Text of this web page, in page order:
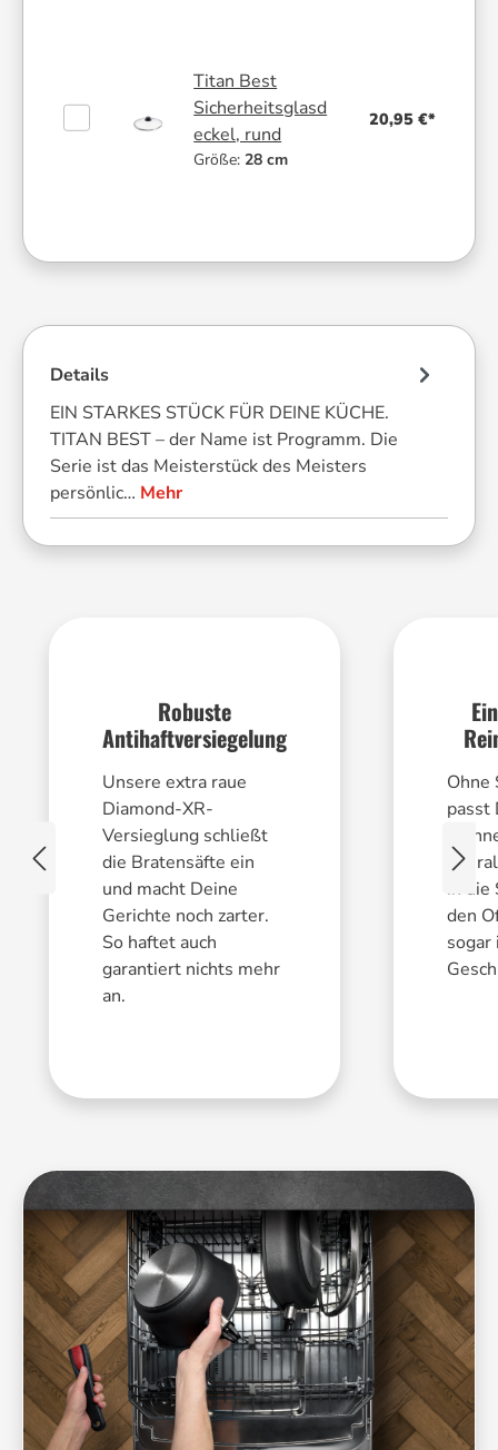
Titan Best
Sicherheitsglasd
eckel, rund
Größe: 28 cm
20,95 €*
Details
EIN STARKES STÜCK FÜR DEINE KÜCHE.
TITAN BEST – der Name ist Programm. Die
Serie ist das Meisterstück des Meisters
persönlic… Mehr
Robuste
Antihaftversiegelung
Unsere extra raue
Diamond-XR-
Versieglung schließt
die Bratensäfte ein
und macht Deine
Gerichte noch zarter.
So haftet auch
garantiert nichts mehr
an.
Ohne
passt
in die
den
sogar